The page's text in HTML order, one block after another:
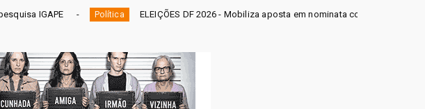
Política ELEIÇÕES DF 2026 - Mobiliza aposta em nominata completa e mira eleger três deputados